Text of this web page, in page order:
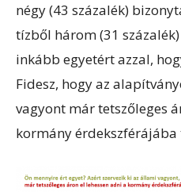
négy (43 százalék)
tízből három (31
inkább egyetért azzal,
Fidesz, hogy az
vagyont már tetszőleges
kormány